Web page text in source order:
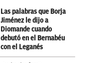
Las palabras que Borja
Jiménez le dijo a
Diomande cuando
debutó en el Bernabéu
con el Leganés